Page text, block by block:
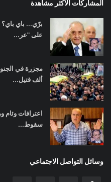
المشاركات الأكثر مشاهدة
برّي... باي
على "عر...
ألف قتيل...
اعترافات وئام
سقوط...
وسائل التواصل الاجتماعي